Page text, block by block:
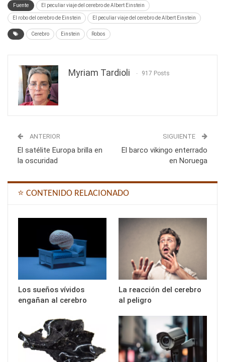
Fuente El peculiar viaje del cerebro de Albert Einstein
El robo del cerebro de Einstein El peculiar viaje del cerebro de Albert Einstein
Cerebro Einstein Robos
Myriam Tardioli 917 Posts
ANTERIOR
El satélite Europa brilla en
la oscuridad
SIGUIENTE
El barco vikingo enterrado
en Noruega
⭐ CONTENIDO RELACIONADO
Los sueños vívidos
engañan al cerebro
La reacción del cerebro
al peligro